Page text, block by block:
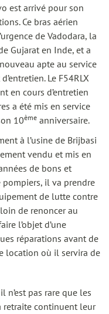
est arrivé pour son
Ce bras aérien
de Vadodara, la
Gujarat en Inde, et a
apte au service
Le F54RLX
en cours d’entretien
a été mis en service
10ème anniversaire.
à l’usine de Brijbasi
vendu et mis en
de bons et
pompiers, il va prendre
de lutte contre
de renoncer au
l’objet d’une
réparations avant de
location où il servira de
n’est pas rare que les
retraite continuent leur